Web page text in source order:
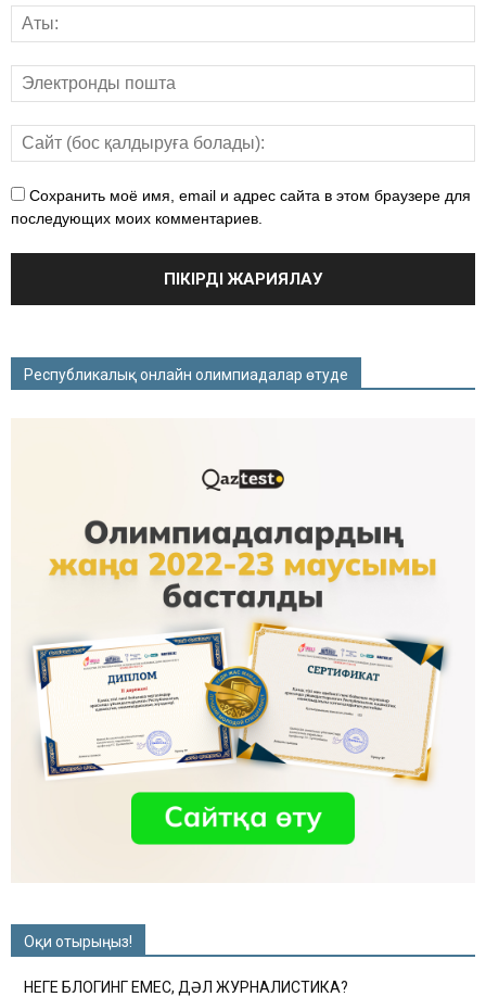
Сохранить моё имя, email и адрес сайта в этом браузере для
последующих моих комментариев.
Республикалық онлайн олимпиадалар өтуде
Оқи отырыңыз!
НЕГЕ БЛОГИНГ ЕМЕС, ДӘЛ ЖУРНАЛИСТИКА?